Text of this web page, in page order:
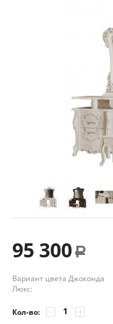
95 300 Р
Вариант цвета Джоконда
Люкс:
Кол-во: +
−